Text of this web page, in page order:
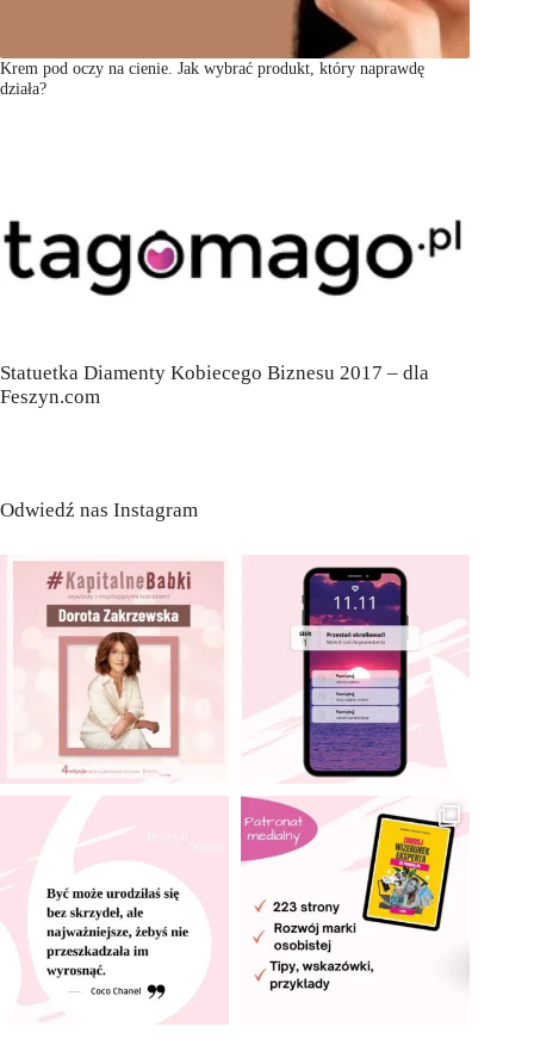
Krem pod oczy na cienie. Jak wybrać produkt, który naprawdę
działa?
Statuetka Diamenty Kobiecego Biznesu 2017 – dla
Feszyn.com
Odwiedź nas Instagram